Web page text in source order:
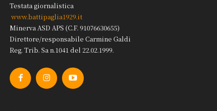
Testata giornalistica
www.battipaglia1929.it
Minerva ASD APS (C.F. 91076630655)
Direttore/responsabile Carmine Galdi
Reg. Trib. Sa n.1041 del 22.02.1999.